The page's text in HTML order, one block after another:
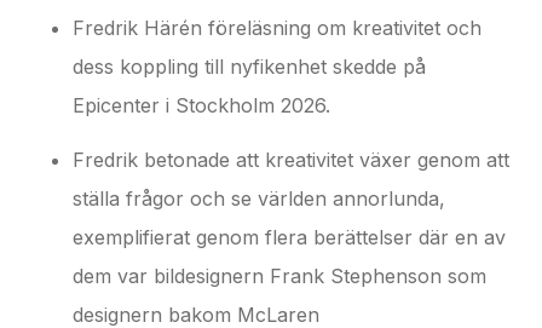
Fredrik Härén föreläsning om kreativitet och
dess koppling till nyfikenhet skedde på
Epicenter i Stockholm 2026.
Fredrik betonade att kreativitet växer genom att
ställa frågor och se världen annorlunda,
exemplifierat genom flera berättelser där en av
dem var bildesignern Frank Stephenson som
designern bakom McLaren